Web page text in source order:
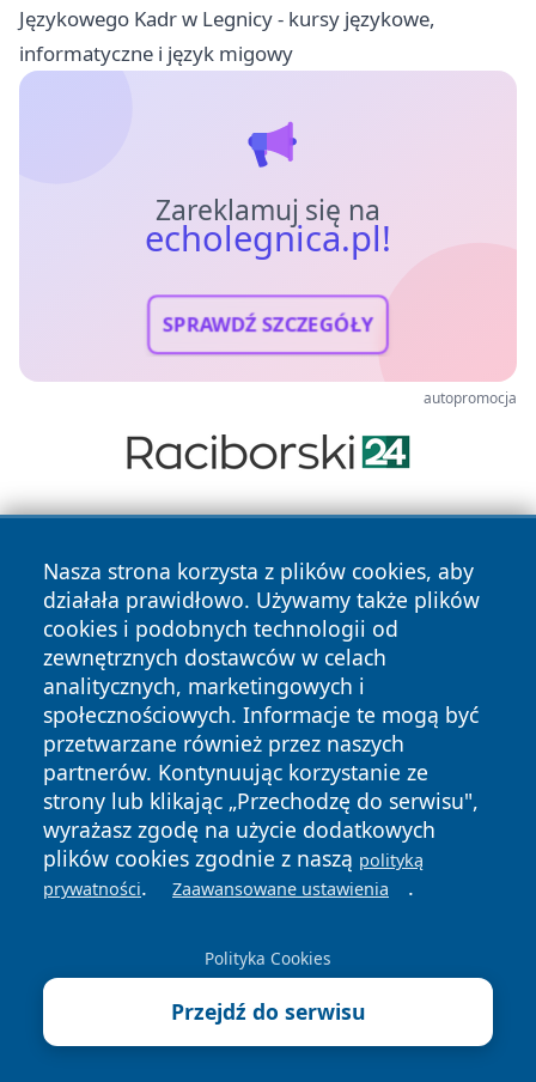
Językowego Kadr w Legnicy - kursy językowe,
informatyczne i język migowy
Zareklamuj się na
echolegnica.pl!
SPRAWDŹ SZCZEGÓŁY
autopromocja
Nasza strona korzysta z plików cookies, aby
działała prawidłowo. Używamy także plików
cookies i podobnych technologii od
zewnętrznych dostawców w celach
analitycznych, marketingowych i
społecznościowych. Informacje te mogą być
przetwarzane również przez naszych
partnerów. Kontynuując korzystanie ze
strony lub klikając „Przechodzę do serwisu",
wyrażasz zgodę na użycie dodatkowych
plików cookies zgodnie z naszą polityką
prywatności. Zaawansowane ustawienia .
Polityka Cookies
Przejdź do serwisu
Copyright © 2026 echolegnica.pl Wszystkie prawa
zastrzeżone.
News Autorzy
Polityka
Prywatności
Polityka
Cookies